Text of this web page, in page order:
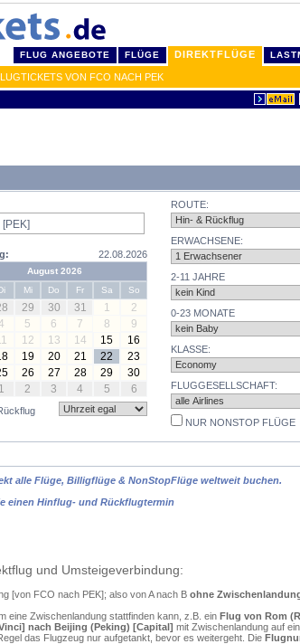
FLUG ANGEBOTE FLÜGE DIREKTFLÜGE
VON FCO NACH PEK
22.08.2026
August 2026
Mi Do Fr Sa So
29 30 31 1
2
5 6 7 8
9
12 13 14 15
16
19 20 21 22
23
26 27 28 29
30
1 2 3 4 5 6
ROUTE:
ERWACHSENE:
2-11 JAHRE
0-23 MONATE
KLASSE:
FLUGGESELLSCHAFT:
NUR NONSTOP FLÜGE
alle Flüge, Billigflüge & NonStopFlüge weltweit buchen.
einen Hinflug- und Rückflugtermin
und Umsteigeverbindung:
[von FCO nach PEK]; also von A nach B ohne
eine Zwischenlandung stattfinden kann, z.B. ein Flug von Rom
nach Beijing (Peking) [Capital] mit Zwischenlandung auf
das Flugzeug nur aufgetankt, bevor es weitergeht. Die